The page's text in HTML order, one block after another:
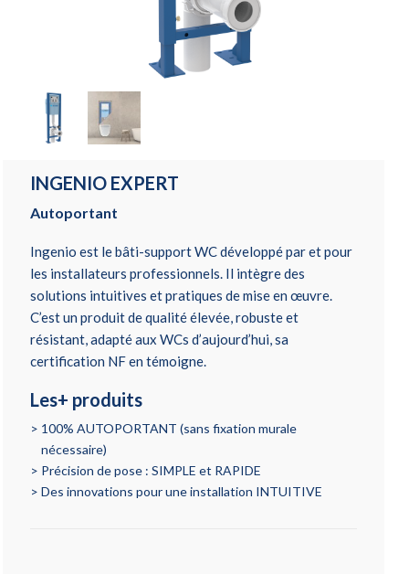
INGENIO EXPERT
Autoportant
Ingenio est le bâti-support WC développé par et pour
les installateurs professionnels. Il intègre des
solutions intuitives et pratiques de mise en œuvre.
C’est un produit de qualité élevée, robuste et
résistant, adapté aux WCs d’aujourd’hui, sa
certification NF en témoigne.
Les+ produits
100% AUTOPORTANT (sans fixation murale
nécessaire)
Précision de pose : SIMPLE et RAPIDE
Des innovations pour une installation INTUITIVE